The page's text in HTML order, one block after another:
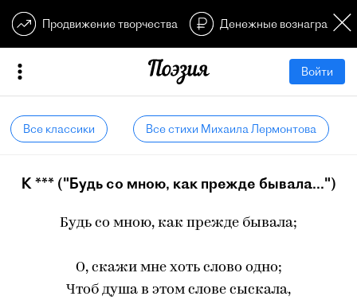
Продвижение творчества Денежные
Войти
Все классики Все стихи Михаила Лермонтова
К *** ("Будь со мною, как прежде бывала...")
Будь со мною, как прежде бывала;
О, скажи мне хоть слово одно;
Чтоб душа в этом слове сыскала,